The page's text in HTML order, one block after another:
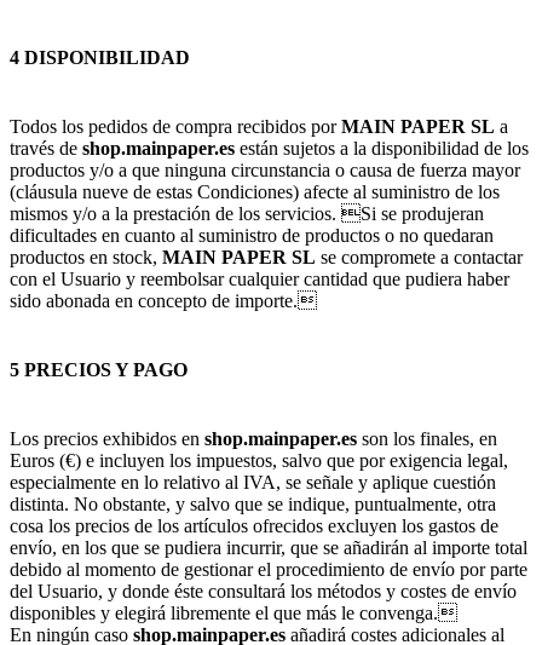
4 DISPONIBILIDAD
Todos los pedidos de compra recibidos porMAIN PAPER SL a
través de shop.mainpaper.es están sujetos a la disponibilidad de los
productos y/o a que ninguna circunstancia o causa de fuerza mayor
(cláusula nueve de estas Condiciones) afecte al suministro de los
mismos y/o a la prestación de los servicios. Si se produjeran
dificultades en cuanto al suministro de productos o no quedaran
productos en stock, MAIN PAPER SL se compromete a contactar
con el Usuario y reembolsar cualquier cantidad que pudiera haber
sido abonada en concepto de importe.
5 PRECIOS Y PAGO
Los precios exhibidos en shop.mainpaper.es son los finales, en
Euros (€) e incluyen los impuestos, salvo que por exigencia legal,
especialmente en lo relativo al IVA, se señale y aplique cuestión
distinta. No obstante, y salvo que se indique, puntualmente, otra
cosa los precios de los artículos ofrecidos excluyen los gastos de
envío, en los que se pudiera incurrir, que se añadirán al importe total
debido al momento de gestionar el procedimiento de envío por parte
del Usuario, y donde éste consultará los métodos y costes de envío
disponibles y elegirá libremente el que más le convenga.
En ningún caso shop.mainpaper.es añadirá costes adicionales al